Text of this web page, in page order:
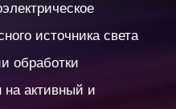
источника света
обработки
активный и